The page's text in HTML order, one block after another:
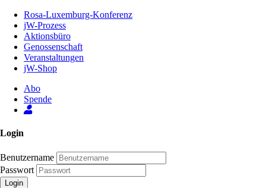
Inhalt
Seite
Rosa-Luxemburg-Konferenz
jW-Prozess
Aktionsbüro
Genossenschaft
Veranstaltungen
jW-Shop
Abo
Spende
Login
Benutzername
Passwort
Login